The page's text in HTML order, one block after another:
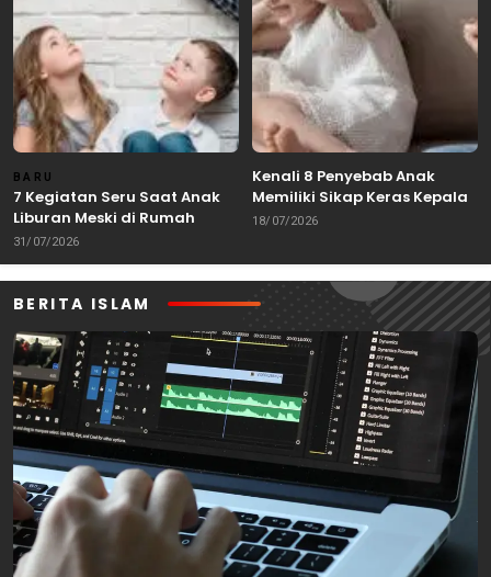
BARU
7 Kegiatan Seru Saat Anak
Liburan Meski di Rumah
31/07/2026
Kenali 8 Penyebab Anak
Memiliki Sikap Keras Kepala
18/07/2026
BERITA ISLAM